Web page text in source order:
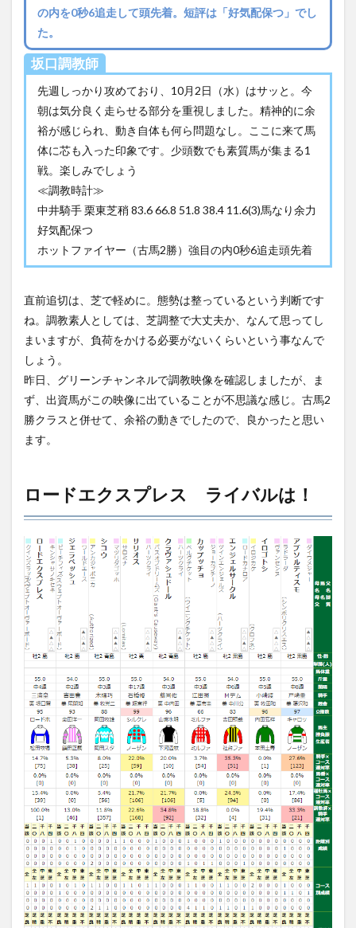
の内を0秒6追走して頭先着。短評は「好気配保つ」でし
た。
坂口調教師
先週しっかり攻めており、10月2日（水）はサッと。今
朝は気分良く走らせる部分を重視しました。精神的に余
裕が感じられ、動き自体も何ら問題なし。ここに来て馬
体に芯も入った印象です。少頭数でも素質馬が集まる1
戦。楽しみでしょう
≪調教時計≫
中井騎手 栗東芝稍 83.6 66.8 51.8 38.4 11.6(3)馬なり余力
好気配保つ
ホットファイヤー（古馬2勝）強目の内0秒6追走頭先着
直前追切は、芝で軽めに。態勢は整っているという判断です
ね。調教素人としては、芝調整で大丈夫か、なんて思ってし
まいますが、負荷をかける必要がないくらいという事なんで
しょう。
昨日、グリーンチャンネルで調教映像を確認しましたが、ま
ず、出資馬がこの映像に出ていることが不思議な感じ。古馬2
勝クラスと併せて、余裕の動きでしたので、良かったと思い
ます。
ロードエクスプレス ライバルは！